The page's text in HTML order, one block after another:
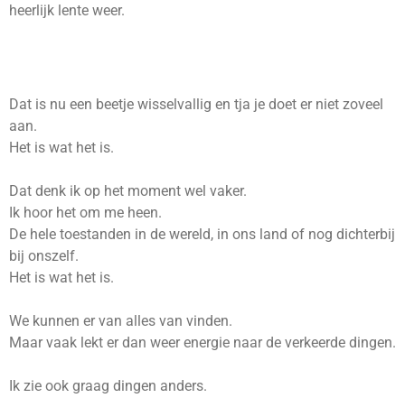
heerlijk lente weer.
Dat is nu een beetje wisselvallig en tja je doet er niet zoveel
aan.
Het is wat het is.
Dat denk ik op het moment wel vaker.
Ik hoor het om me heen.
De hele toestanden in de wereld, in ons land of nog dichterbij
bij onszelf.
Het is wat het is.
We kunnen er van alles van vinden.
Maar vaak lekt er dan weer energie naar de verkeerde dingen.
Ik zie ook graag dingen anders.